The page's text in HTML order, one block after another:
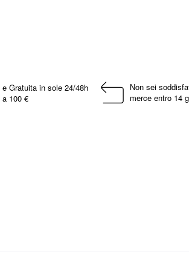
Gratuita in sole 24/48h
a 100 €
Non sei
merce entro 14